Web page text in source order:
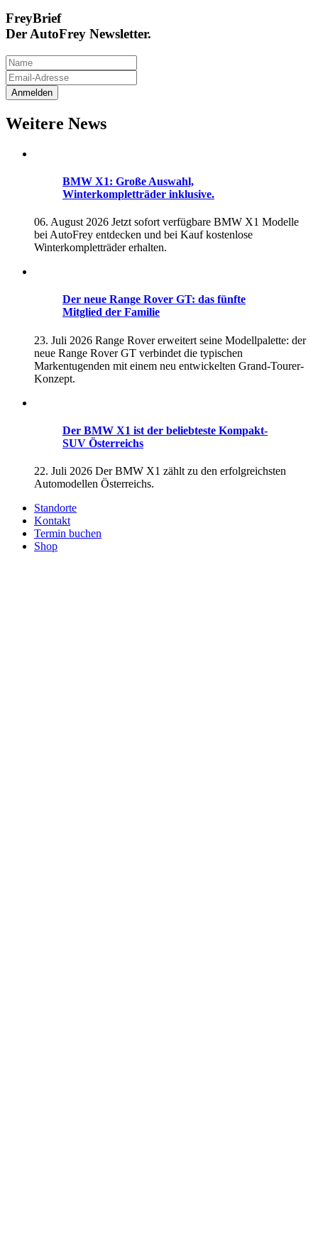
FreyBrief
Der AutoFrey Newsletter.
Weitere News
BMW X1: Große Auswahl,
Winterkompletträder inklusive.
06. August 2026 Jetzt sofort verfügbare BMW X1 Modelle
bei AutoFrey entdecken und bei Kauf kostenlose
Winterkompletträder erhalten.
Der neue Range Rover GT: das fünfte
Mitglied der Familie
23. Juli 2026 Range Rover erweitert seine Modellpalette: der
neue Range Rover GT verbindet die typischen
Markentugenden mit einem neu entwickelten Grand-Tourer-
Konzept.
Der BMW X1 ist der beliebteste Kompakt-
SUV Österreichs
22. Juli 2026 Der BMW X1 zählt zu den erfolgreichsten
Automodellen Österreichs.
Standorte
Kontakt
Termin buchen
Shop